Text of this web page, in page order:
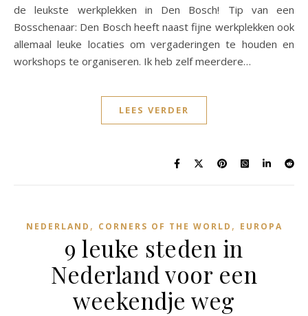
de leukste werkplekken in Den Bosch! Tip van een
Bosschenaar: Den Bosch heeft naast fijne werkplekken ook
allemaal leuke locaties om vergaderingen te houden en
workshops te organiseren. Ik heb zelf meerdere…
LEES VERDER
NEDERLAND , CORNERS OF THE WORLD , EUROPA
9 leuke steden in
Nederland voor een
weekendje weg